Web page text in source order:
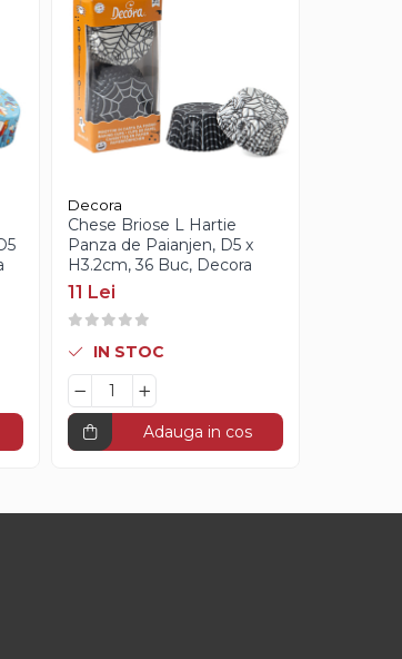
Decora
Chese Briose L Hartie
Panza de Paianjen, D5 x
H3.2cm, 36 Buc, Decora
11 Lei
IN STOC
Adauga in cos